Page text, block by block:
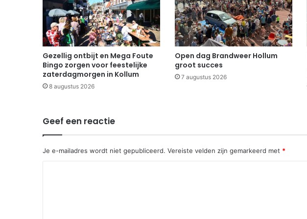
Gezellig ontbijt en Mega Foute
Bingo zorgen voor feestelijke
zaterdagmorgen in Kollum
8 augustus 2026
Open dag Brandweer Hollum
groot succes
7 augustus 2026
Geef een reactie
Je e-mailadres wordt niet gepubliceerd. Vereiste velden zijn gemarkeerd met *